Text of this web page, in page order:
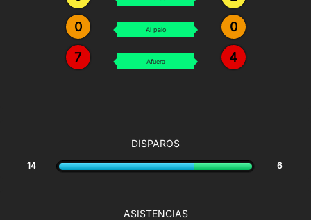
0
7
0
4
Al palo
Afuera
DISPAROS
14 6
ASISTENCIAS